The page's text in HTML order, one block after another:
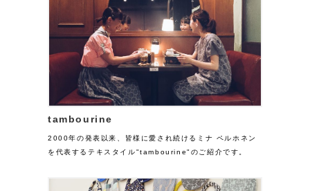
tambourine
2000年の発表以来、皆様に愛され続けるミナ ペルホネン
を代表するテキスタイル"tambourine"のご紹介です。